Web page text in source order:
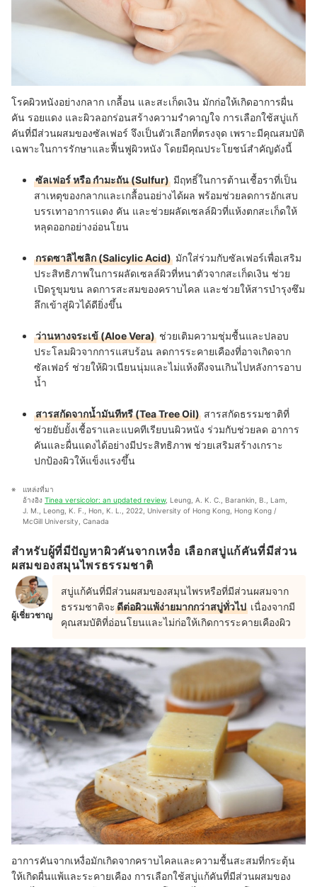
โรคผิวหนังอย่างกลาก เกลื้อน และสะเก็ดเงิน มักก่อให้เกิดอาการผื่น
คัน รอยแดง และผิวลอกร่อนสร้างความรำคาญใจ การเลือกใช้สบู่แก้
คันที่มีส่วนผสมของซัลเฟอร์ จึงเป็นตัวเลือกที่ตรงจุด เพราะมีคุณสมบัติ
เฉพาะในการรักษาและฟื้นฟูผิวหนัง โดยมีคุณประโยชน์สำคัญดังนี้
ซัลเฟอร์ หรือ กำมะถัน (Sulfur) มีฤทธิ์ในการต้านเชื้อราที่เป็น
สาเหตุของกลากและเกลื้อนอย่างได้ผล พร้อมช่วยลดการอักเสบ
บรรเทาอาการแดง คัน และช่วยผลัดเซลล์ผิวที่แห้งตกสะเก็ดให้
หลุดออกอย่างอ่อนโยน
กรดซาลิไซลิก (Salicylic Acid) มักใส่ร่วมกับซัลเฟอร์เพื่อเสริม
ประสิทธิภาพในการผลัดเซลล์ผิวที่หนาตัวจากสะเก็ดเงิน ช่วย
เปิดรูขุมขน ลดการสะสมของคราบไคล และช่วยให้สารบำรุงซึม
ลึกเข้าสู่ผิวได้ดียิ่งขึ้น
ว่านหางจระเข้ (Aloe Vera) ช่วยเติมความชุ่มชื้นและปลอบ
ประโลมผิวจากการแสบร้อน ลดการระคายเคืองที่อาจเกิดจาก
ซัลเฟอร์ ช่วยให้ผิวเนียนนุ่มและไม่แห้งตึงจนเกินไปหลังการอาบ
น้ำ
สารสกัดจากน้ำมันทีทรี (Tea Tree Oil) สารสกัดธรรมชาติที่
ช่วยยับยั้งเชื้อราและแบคทีเรียบนผิวหนัง ร่วมกับช่วยลด อาการ
คันและผื่นแดงได้อย่างมีประสิทธิภาพ ช่วยเสริมสร้างเกราะ
ปกป้องผิวให้แข็งแรงขึ้น
แหล่งที่มา
อ้างอิง Tinea versicolor: an updated review, Leung, A. K. C., Barankin, B., Lam,
J. M., Leong, K. F., Hon, K. L., 2022, University of Hong Kong, Hong Kong /
McGill University, Canada
สำหรับผู้ที่มีปัญหาผิวคันจากเหงื่อ เลือกสบู่แก้คันที่มีส่วน
ผสมของสมุนไพรธรรมชาติ
ผู้เชี่ยวชาญ
สบู่แก้คันที่มีส่วนผสมของสมุนไพรหรือที่มีส่วนผสมจาก
ธรรมชาติจะดีต่อผิวแพ้ง่ายมากกว่าสบู่ทั่วไป เนื่องจากมี
คุณสมบัติที่อ่อนโยนและไม่ก่อให้เกิดการระคายเคืองผิว
อาการคันจากเหงื่อมักเกิดจากคราบไคลและความชื้นสะสมที่กระตุ้น
ให้เกิดผื่นแพ้และระคายเคือง การเลือกใช้สบู่แก้คันที่มีส่วนผสมของ